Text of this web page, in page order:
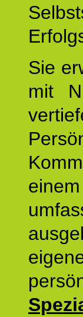
Sie
mit